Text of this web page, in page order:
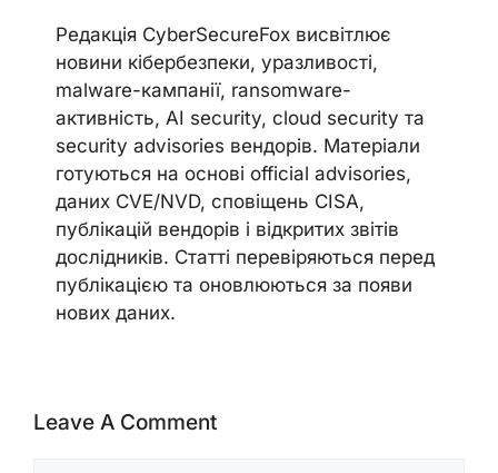
Редакція CyberSecureFox висвітлює
новини кібербезпеки, уразливості,
malware-кампанії, ransomware-
активність, AI security, cloud security та
security advisories вендорів. Матеріали
готуються на основі official advisories,
даних CVE/NVD, сповіщень CISA,
публікацій вендорів і відкритих звітів
дослідників. Статті перевіряються перед
публікацією та оновлюються за появи
нових даних.
Leave A Comment